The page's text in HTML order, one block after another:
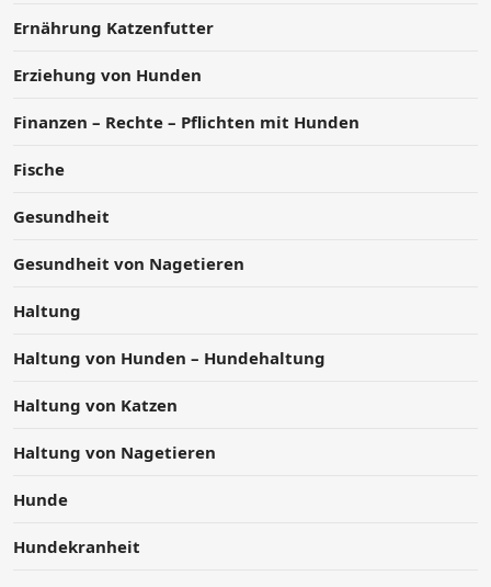
Ernährung Katzenfutter
Erziehung von Hunden
Finanzen – Rechte – Pflichten mit Hunden
Fische
Gesundheit
Gesundheit von Nagetieren
Haltung
Haltung von Hunden – Hundehaltung
Haltung von Katzen
Haltung von Nagetieren
Hunde
Hundekranheit